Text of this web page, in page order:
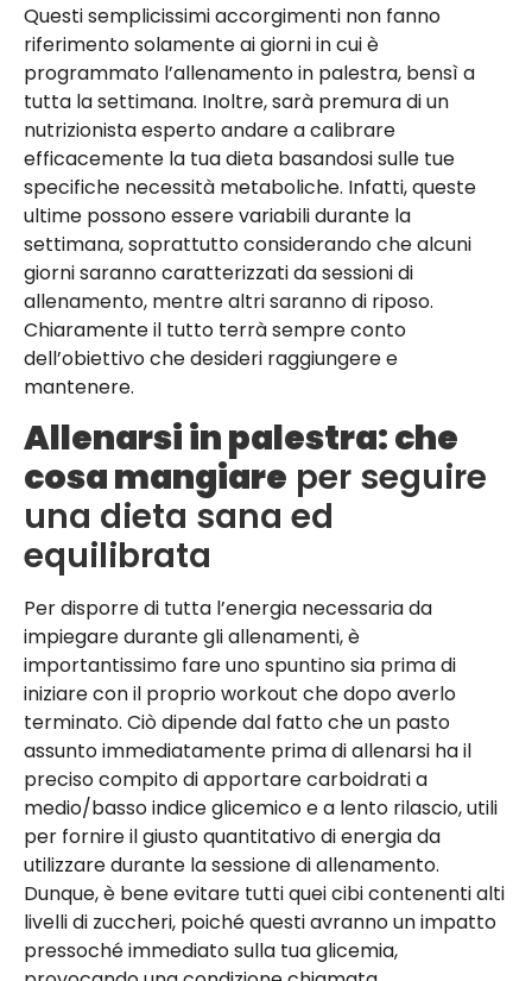
Questi semplicissimi accorgimenti non fanno
riferimento solamente ai giorni in cui è
programmato l’allenamento in palestra, bensì a
tutta la settimana. Inoltre, sarà premura di un
nutrizionista esperto andare a calibrare
efficacemente la tua dieta basandosi sulle tue
specifiche necessità metaboliche. Infatti, queste
ultime possono essere variabili durante la
settimana, soprattutto considerando che alcuni
giorni saranno caratterizzati da sessioni di
allenamento, mentre altri saranno di riposo.
Chiaramente il tutto terrà sempre conto
dell’obiettivo che desideri raggiungere e
mantenere.
Allenarsi in palestra: che
cosa mangiare per seguire
una dieta sana ed
equilibrata
Per disporre di tutta l’energia necessaria da
impiegare durante gli allenamenti, è
importantissimo fare uno spuntino sia prima di
iniziare con il proprio workout che dopo averlo
terminato. Ciò dipende dal fatto che un pasto
assunto immediatamente prima di allenarsi ha il
preciso compito di apportare carboidrati a
medio/basso indice glicemico e a lento rilascio, utili
per fornire il giusto quantitativo di energia da
utilizzare durante la sessione di allenamento.
Dunque, è bene evitare tutti quei cibi contenenti alti
livelli di zuccheri, poiché questi avranno un impatto
pressoché immediato sulla tua glicemia,